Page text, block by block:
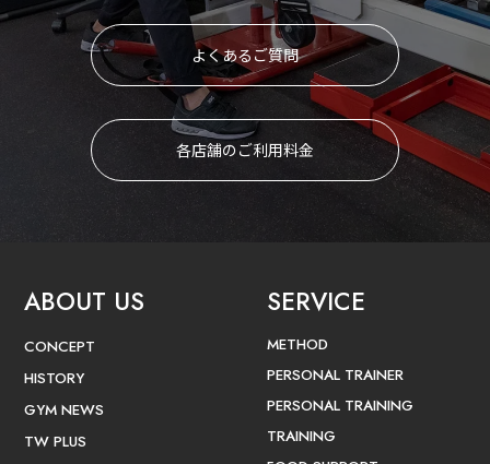
よくあるご質問
各店舗のご利用料金
ABOUT US
CONCEPT
HISTORY
GYM NEWS
TW PLUS
SERVICE
METHOD
PERSONAL TRAINER
PERSONAL TRAINING
TRAINING